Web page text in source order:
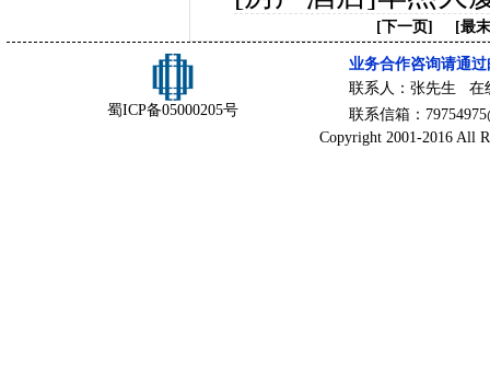
[下一页] [最
蜀ICP备05000205号
业务合作咨询请通
联系人：张先生 在
联系信箱：
Copyright 2001-2016 All